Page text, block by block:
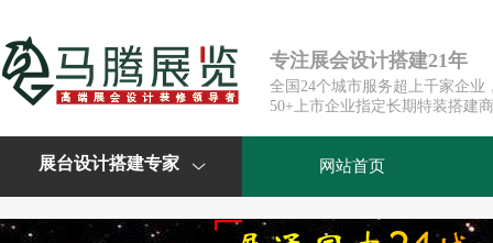
专注展会设计搭建21年
全国24个城市服务超上千家企业
50+上市企业指定长期特装搭建商
展台设计搭建专家  网站首页